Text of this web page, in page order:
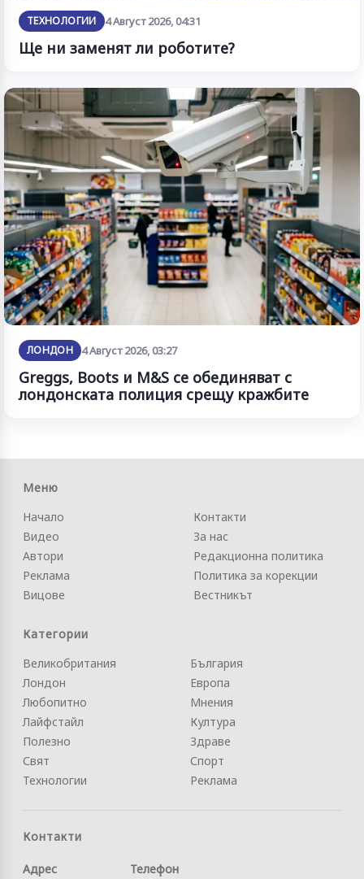
ТЕХНОЛОГИИ 4 Август 2026, 04:31
Ще ни заменят ли роботите?
ЛОНДОН 4 Август 2026, 03:27
Greggs, Boots и M&S се обединяват с
лондонската полиция срещу кражбите
Меню
Начало
Видео
Автори
Реклама
Вицове
Контакти
За нас
Редакционна политика
Политика за корекции
Вестникът
Категории
Великобритания
Лондон
Любопитно
Лайфстайл
Полезно
Свят
Технологии
България
Европа
Мнения
Култура
Здраве
Спорт
Реклама
Контакти
Адрес
Телефон